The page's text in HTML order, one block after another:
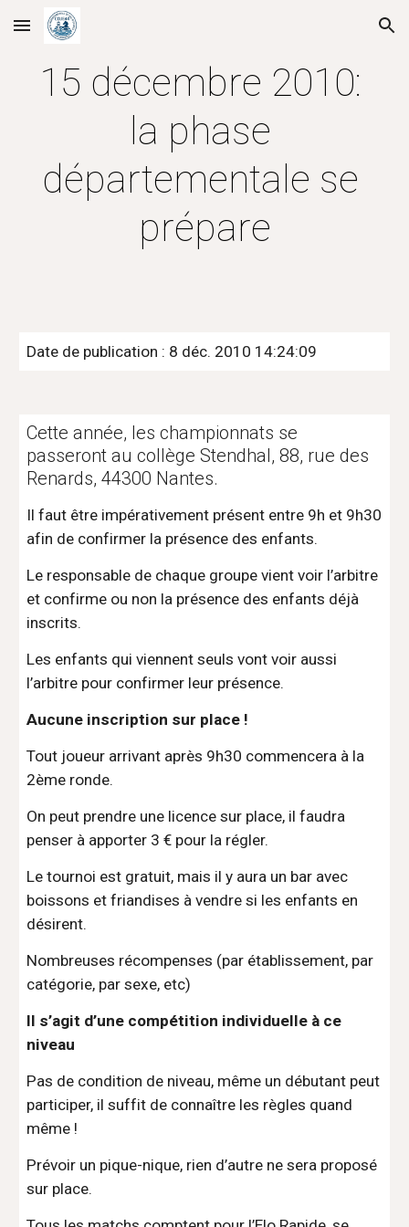
Skip to main content Skip to navigation
15 décembre 2010:
la phase
départementale se
prépare
Date de publication : 8 déc. 2010 14:24:09
Cette année, les championnats se
passeront au collège Stendhal, 88, rue des
Renards, 44300 Nantes.
Il faut être impérativement présent entre 9h et 9h30
afin de confirmer la présence des enfants.
Le responsable de chaque groupe vient voir l’arbitre
et confirme ou non la présence des enfants déjà
inscrits.
Les enfants qui viennent seuls vont voir aussi
l’arbitre pour confirmer leur présence.
Aucune inscription sur place !
Tout joueur arrivant après 9h30 commencera à la
2ème ronde.
On peut prendre une licence sur place, il faudra
penser à apporter 3 € pour la régler.
Le tournoi est gratuit, mais il y aura un bar avec
boissons et friandises à vendre si les enfants en
désirent.
Nombreuses récompenses (par établissement, par
catégorie, par sexe, etc)
Il s’agit d’une compétition individuelle à ce
niveau
Pas de condition de niveau, même un débutant peut
participer, il suffit de connaître les règles quand
même !
Prévoir un pique-nique, rien d’autre ne sera proposé
sur place.